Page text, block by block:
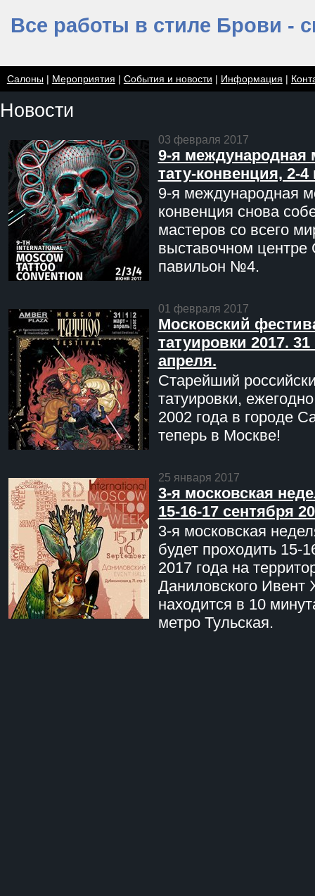
Все работы в стиле Брови -
Салоны| Мероприятия | События и новости | Информация |
Новости
03 февраля 2017
9-я международная
тату-конвенция, 2-
9-я международная
конвенция снова
мастеров со всего
выставочном центре
павильон №4.
01 февраля 2017
Московский
татуировки 2017. 31
апреля.
Старейший
татуировки,
2002 года в городе
теперь в Москве!
25 января 2017
3-я московская
15-16-17 сентября
3-я московская
будет проходить 15-
2017 года на
Даниловского Ивент
находится в 10
метро Тульская.